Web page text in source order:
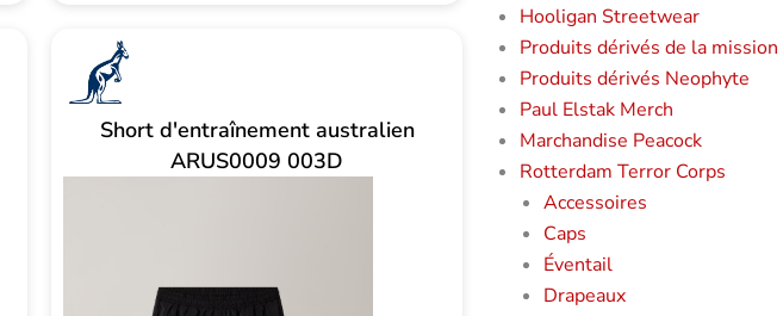
Short d'entraînement australien
ARUS0009 003D
Hooligan Streetwear
Produits dérivés de la mission
Produits dérivés Neophyte
Paul Elstak Merch
Marchandise Peacock
Rotterdam Terror Corps
Accessoires
Caps
Éventail
Drapeaux